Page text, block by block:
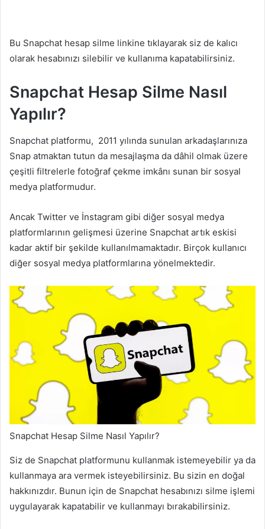
Bu Snapchat hesap silme linkine tıklayarak siz de kalıcı
olarak hesabınızı silebilir ve kullanıma kapatabilirsiniz.
Snapchat Hesap Silme Nasıl
Yapılır?
Snapchat platformu, 2011 yılında sunulan arkadaşlarınıza
Snap atmaktan tutun da mesajlaşma da dâhil olmak üzere
çeşitli filtrelerle fotoğraf çekme imkânı sunan bir sosyal
medya platformudur.
Ancak Twitter ve İnstagram gibi diğer sosyal medya
platformlarının gelişmesi üzerine Snapchat artık eskisi
kadar aktif bir şekilde kullanılmamaktadır. Birçok kullanıcı
diğer sosyal medya platformlarına yönelmektedir.
Snapchat Hesap Silme Nasıl Yapılır?
Siz de Snapchat platformunu kullanmak istemeyebilir ya da
kullanmaya ara vermek isteyebilirsiniz. Bu sizin en doğal
hakkınızdır. Bunun için de Snapchat hesabınızı silme işlemi
uygulayarak kapatabilir ve kullanmayı bırakabilirsiniz.